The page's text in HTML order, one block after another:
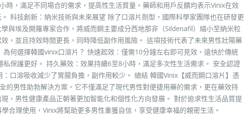
時，滿足不同場合的需求，提高性生活質量。藥師和用戶反饋均表示Vinix在效
科技創新：納米技術與未來展望 除了口溶片劑型，國際科學家團隊也在研發更
與埃及開羅專家合作，將威而鋼主要成分西地那非（Sildenafil）縮小至納米粒
，並且持效時間更長，同時降低副作用風險。 這項技術代表了未來男性壯陽藥
何選擇韓國vinix口溶片？ 快速起效：僅需10分鐘左右即可見效，遠快於傳統
保護更好。 持久藥效：效果持續6至8小時，滿足多次性生活需求。 安全認證
口溶吸收減少了胃腸負擔，副作用較少。 總結 韓國Vinix【威而鋼口溶片】憑
的男性助勃解決方案。它不僅滿足了現代男性對便捷用藥的需求，更在藥效持
，男性健康產品正朝著更加智能化和個性化方向發展。 對於追求性生活品質提
合理使用，Vinix將幫助更多男性重獲自信，享受健康幸福的親密生活。